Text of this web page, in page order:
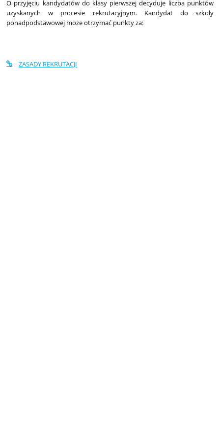
O przyjęciu kandydatów do klasy pierwszej decyduje liczba punktów
uzyskanych w procesie rekrutacyjnym. Kandydat do szkoły
ponadpodstawowej może otrzymać punkty za:
ZASADY REKRUTACJI